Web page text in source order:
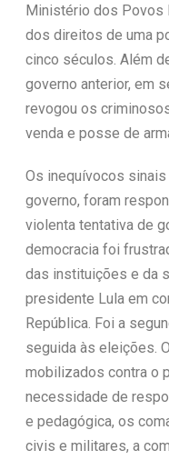
Ministério dos Povos
dos direitos de uma
cinco séculos. Além
governo anterior, em
revogou os
venda e posse de
Os inequívocos sinais
governo, foram
violenta tentativa de
democracia foi
das instituições e da
presidente Lula em
República. Foi a
seguida às eleições.
mobilizados contra o
necessidade de
e pedagógica, os
civis e militares, a